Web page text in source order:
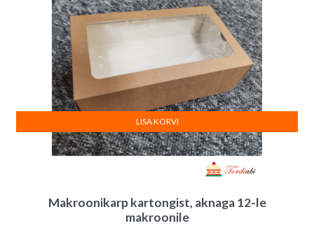
Makroonikarp kartongist, aknaga 12-le
makroonile
LISA KORVI